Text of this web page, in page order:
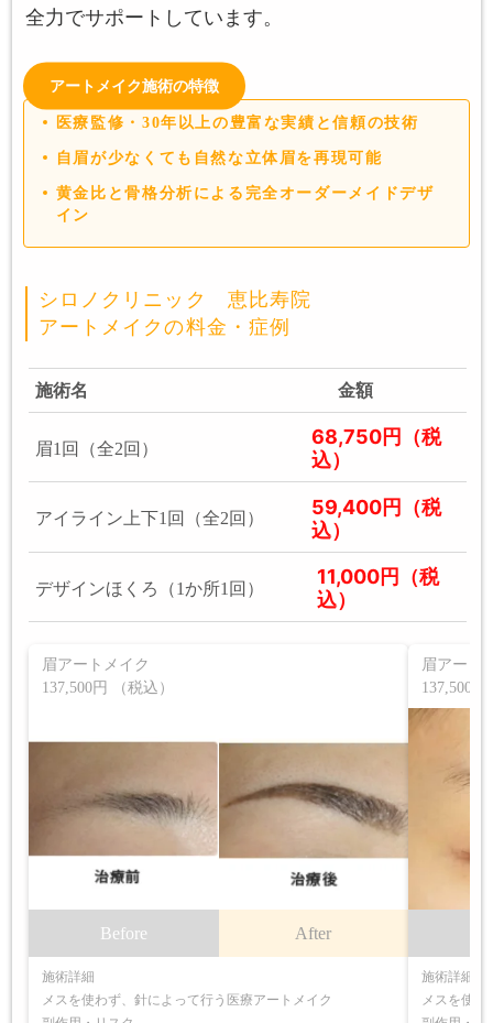
全力でサポートしています。
アートメイク施術の特徴
医療監修・30年以上の豊富な実績と信頼の技術
自眉が少なくても自然な立体眉を再現可能
黄金比と骨格分析による完全オーダーメイドデザ
イン
シロノクリニック 恵比寿院
アートメイクの料金・症例
施術名 金額
眉1回（全2回）
68,750円（税
込）
アイライン上下1回（全2回）
59,400円（税
込）
デザインほくろ（1か所1回）
11,000円（税
込）
眉アートメイク
137,500円 （税込）
Before After
施術詳細
メスを使わず、針によって行う医療アートメイク
眉アート
137,500
施術詳細
メスを使わ